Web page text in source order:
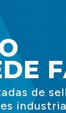
de